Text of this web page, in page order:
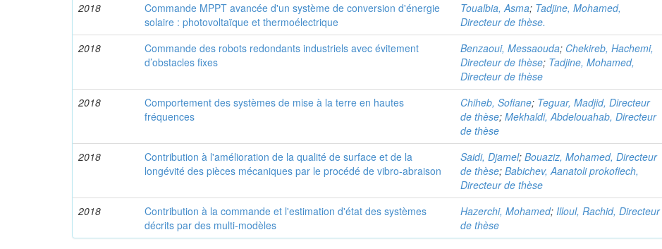
2018
Commande MPPT avancée d'un système de conversion d'énergie
solaire : photovoltaïque et thermoélectrique
Toualbia, Asma; Tadjine, Mohamed,
Directeur de thèse.
2018
Commande des robots redondants industriels avec évitement
d’obstacles fixes
Benzaoui, Messaouda; Chekireb, Hachemi,
Directeur de thèse; Tadjine, Mohamed,
Directeur de thèse
2018
Comportement des systèmes de mise à la terre en hautes
fréquences
Chiheb, Sofiane; Teguar, Madjid, Directeur
de thèse;Mekhaldi, Abdelouahab, Directeur
de thèse
2018
Contribution à l'amélioration de la qualité de surface et de la
longévité des pièces mécaniques par le procédé de vibro-abraison
Saidi, Djamel;Bouaziz, Mohamed, Directeur
de thèse;Babichev, Aanatoli prokofiech,
Directeur de thèse
2018
Contribution à la commande et l'estimation d'état des systèmes
décrits par des multi-modèles
Hazerchi, Mohamed;Illoul, Rachid, Directeur
de thèse